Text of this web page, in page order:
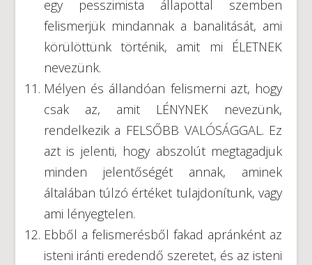
egy pesszimista állapottal szemben
felismerjük mindannak a banalitását, ami
körülöttünk történik, amit mi ÉLETNEK
nevezünk.
Mélyen és állandóan felismerni azt, hogy
csak az, amit LÉNYNEK nevezünk,
rendelkezik a FELSŐBB VALÓSÁGGAL. Ez
azt is jelenti, hogy abszolút megtagadjuk
minden jelentőségét annak, aminek
általában túlzó értéket tulajdonítunk, vagy
ami lényegtelen.
Ebből a felismerésből fakad apránként az
isteni iránti eredendő szeretet, és az isteni